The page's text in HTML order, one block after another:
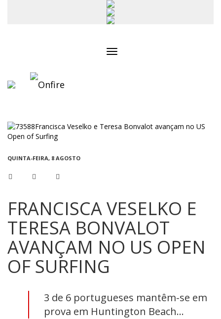
QUINTA-FEIRA, 8 AGOSTO
FRANCISCA VESELKO E
TERESA BONVALOT
AVANÇAM NO US OPEN
OF SURFING
3 de 6 portugueses mantêm-se em
prova em Huntington Beach...